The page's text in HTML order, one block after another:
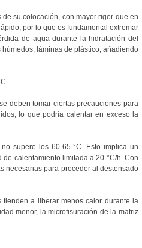
su colocación, con mayor rigor que en
por lo que es fundamental extremar
de agua durante la hidratación del
láminas de plástico, añadiendo
deben tomar ciertas precauciones para
lo que podría calentar en exceso la
supere los 60-65 °C. Esto implica un
calentamiento limitada a 20 °C/h. Con
necesarias para proceder al destensado
tienden a liberar menos calor durante la
menor, la microfisuración de la matriz